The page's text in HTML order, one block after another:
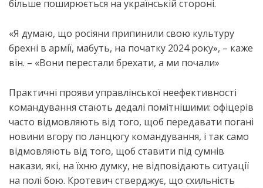
більше поширюється на українській стороні.
«Я думаю, що росіяни припинили свою культуру
брехні в армії, мабуть, на початку 2024 року», – каже
він. – «Вони перестали брехати, а ми почали»
Практичні прояви управлінської неефективності
командування стають дедалі помітнішими: офіцерів
часто відмовляють від того, щоб передавати погані
новини вгору по ланцюгу командування, і так само
відмовляють від того, щоб ставити під сумнів
накази, які, на їхню думку, не відповідають ситуації
на полі бою. Кротевич стверджує, що схильність